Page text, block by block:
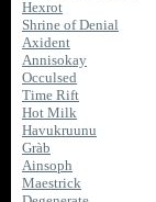
Hexrot
Shrine of Denial
Axident
Annisokay
Occulsed
Time Rift
Hot Milk
Havukruunu
Gràb
Ainsoph
Maestrick